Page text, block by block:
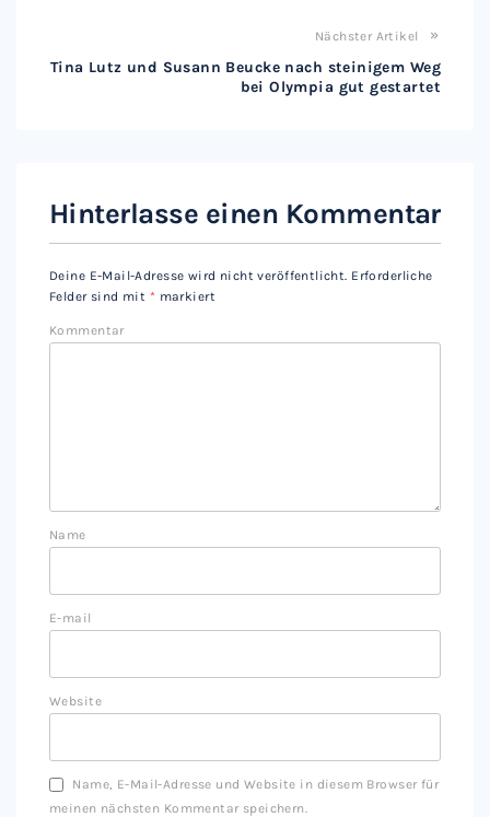
Nächster Artikel
Tina Lutz und Susann Beucke nach steinigem Weg
bei Olympia gut gestartet
Hinterlasse einen Kommentar
Deine E-Mail-Adresse wird nicht veröffentlicht. Erforderliche
Felder sind mit * markiert
Kommentar
Name
E-mail
Website
Name, E-Mail-Adresse und Website in diesem Browser für
meinen nächsten Kommentar speichern.